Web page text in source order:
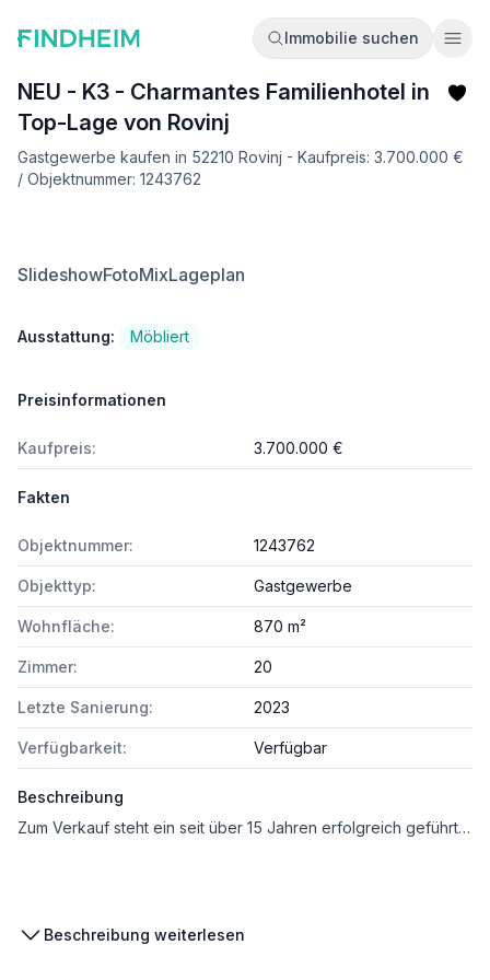
Immobilie suchen
NEU - K3 - Charmantes Familienhotel in
Top-Lage von Rovinj
Gastgewerbe kaufen in 52210 Rovinj - Kaufpreis: 3.700.000 €
/ Objektnummer: 1243762
SlideshowFotoMixLageplan
Ausstattung: Möbliert
Preisinformationen
Kaufpreis: 3.700.000 €
Fakten
Objektnummer: 1243762
Objekttyp: Gastgewerbe
Wohnfläche: 870 m²
Zimmer: 20
Letzte Sanierung: 2023
Verfügbarkeit: Verfügbar
Beschreibung
Zum Verkauf steht ein seit über 15 Jahren erfolgreich geführtes Familienhotel in einer der schönsten Gegenden von Rovinj. Das Objekt ist als Alleineigentum im Grundbuch eingetragen und befindet sich seit rund zwei Jahren im Verkauf. Der Angebotspreis wurde kürzlich von 4,5 Mio. € auf 3,7 Mio. € reduziert.
Beschreibung weiterlesen